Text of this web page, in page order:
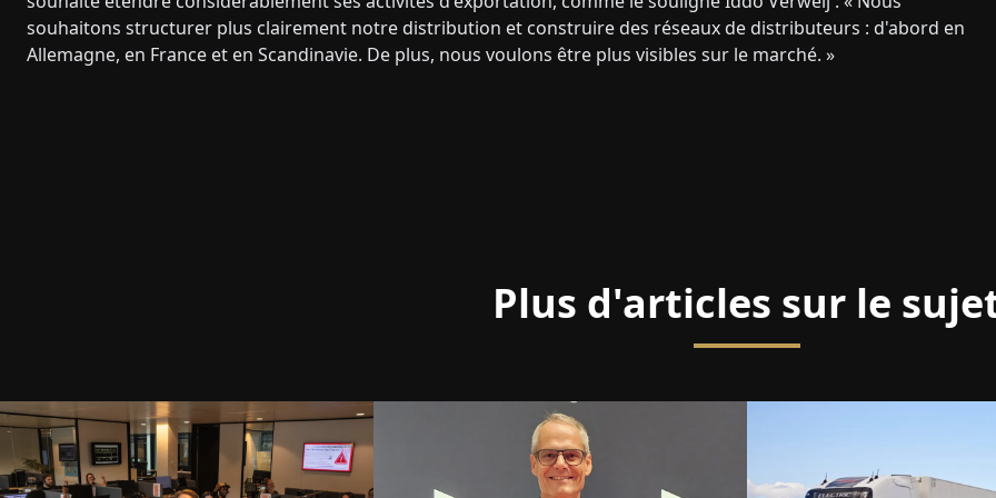
souhaitons structurer plus clairement notre distribution et construire des réseaux de distributeurs : d'abord en
Allemagne, en France et en Scandinavie. De plus, nous voulons être plus visibles sur le marché. »
Plus d'articles sur le